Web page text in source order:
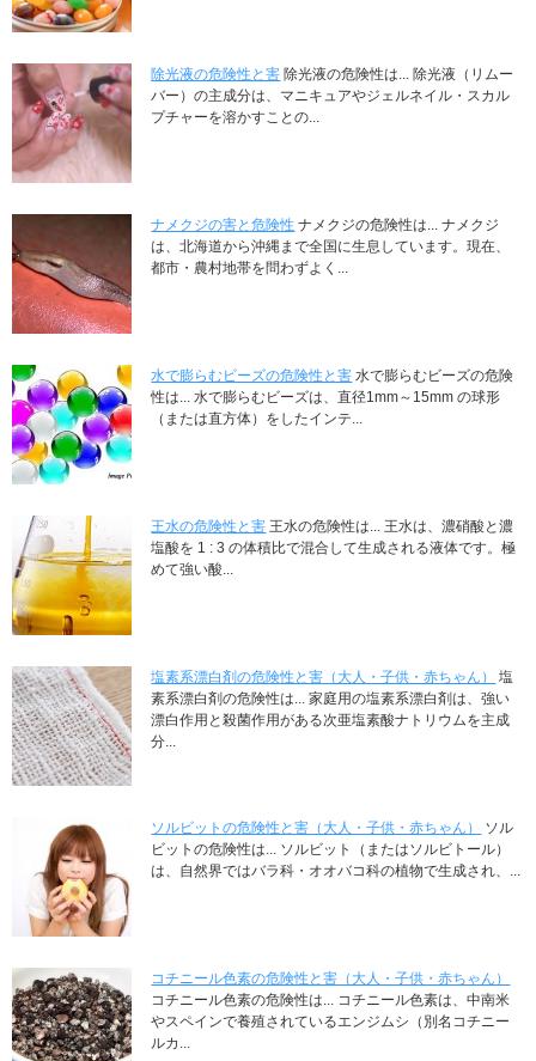
除光液の危険性と害 除光液の危険性は... 除光液（リムー
バー）の主成分は、マニキュアやジェルネイル・スカル
プチャーを溶かすことの...
ナメクジの害と危険性 ナメクジの危険性は... ナメクジ
は、北海道から沖縄まで全国に生息しています。現在、
都市・農村地帯を問わずよく...
水で膨らむビーズの危険性と害 水で膨らむビーズの危険
性は... 水で膨らむビーズは、直径1mm～15mm の球形
（または直方体）をしたインテ...
王水の危険性と害 王水の危険性は... 王水は、濃硝酸と濃
塩酸を 1 : 3 の体積比で混合して生成される液体です。極
めて強い酸...
塩素系漂白剤の危険性と害（大人・子供・赤ちゃん）
塩
素系漂白剤の危険性は... 家庭用の塩素系漂白剤は、強い
漂白作用と殺菌作用がある次亜塩素酸ナトリウムを主成
分...
ソルビットの危険性と害（大人・子供・赤ちゃん）
ソル
ビットの危険性は... ソルビット（またはソルビトール）
は、自然界ではバラ科・オオバコ科の植物で生成され、...
コチニール色素の危険性と害（大人・子供・赤ちゃん）
コチニール色素の危険性は... コチニール色素は、中南米
やスペインで養殖されているエンジムシ（別名コチニー
ルカ...